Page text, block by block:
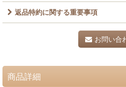
返品特約に関する重要事項
お問い合
商品詳細